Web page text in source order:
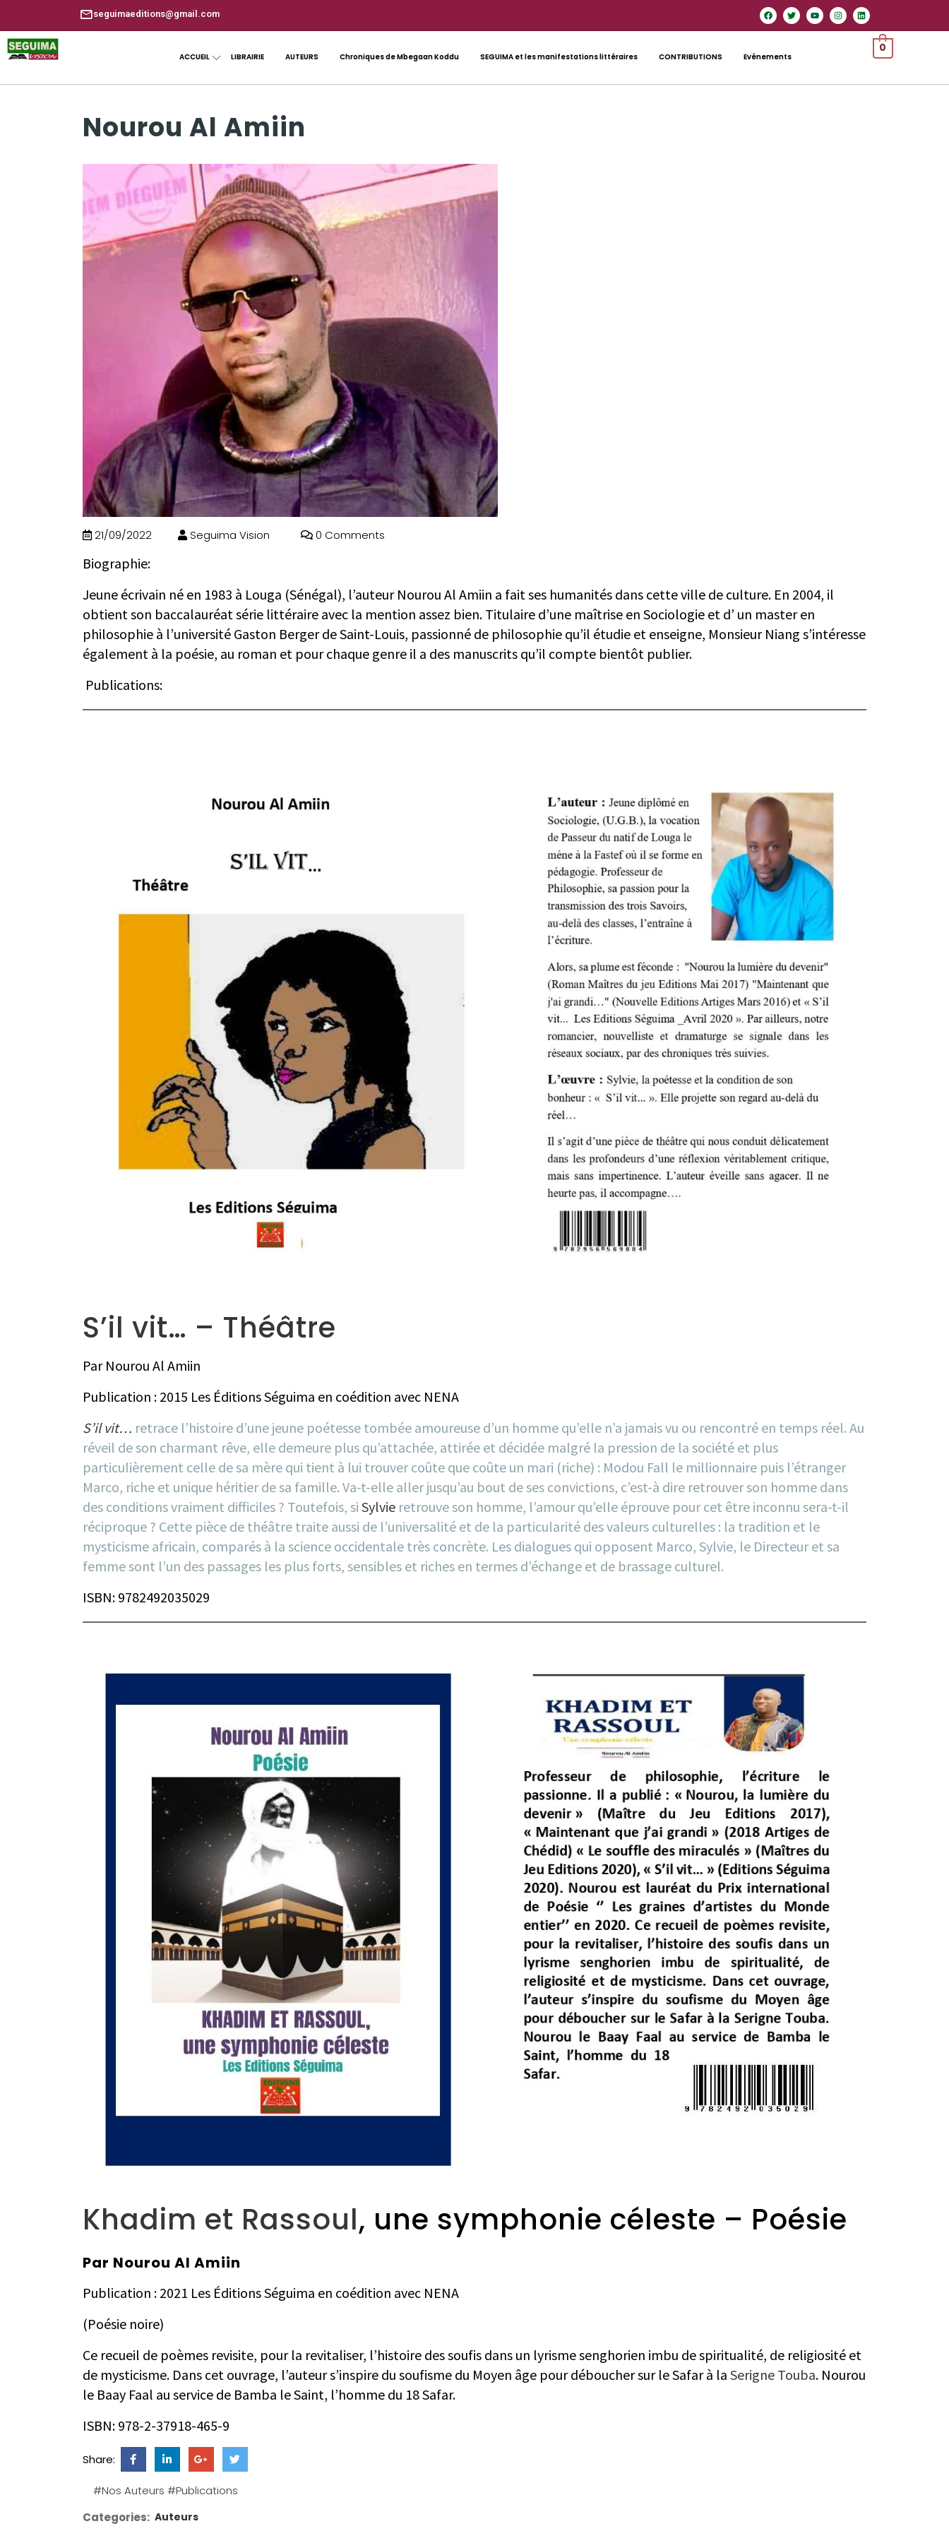
seguimaeditions@gmail.com
ACCUEIL LIBRAIRIE AUTEURS Chroniques de Mbegaan Koddu SEGUIMA et les manifestations littéraires CONTRIBUTIONS Evénements
0
Nourou Al Amiin
21/09/2022 Seguima Vision 0 Comments
Biographie:
Jeune écrivain né en 1983 à Louga (Sénégal), l’auteurNourou Al Amiin a fait ses humanités dans cette ville de culture. En 2004, il
obtient son baccalauréat série littéraire avec la mention assez bien. Titulaire d’une maîtrise en Sociologie et d’ un master en
philosophie à l’université Gaston Berger de Saint-Louis, passionné de philosophie qu’il étudie et enseigne, Monsieur Niang s’intéresse
également à la poésie, au roman et pour chaque genre il a des manuscrits qu’il compte bientôt publier.
Publications:
S’il vit… – Théâtre
Par Nourou Al Amiin
Publication : 2015 Les Éditions Séguima en coédition avec NENA
S’il vit… retrace l’histoire d’une jeune poétesse tombée amoureuse d’un homme qu’elle n’a jamais vu ou rencontré en temps réel. Au
réveil de son charmant rêve, elle demeure plus qu’attachée, attirée et décidée malgré la pression de la société et plus
particulièrement celle de sa mère qui tient à lui trouver coûte que coûte un mari (riche) : Modou Fall le millionnaire puis l’étranger
Marco, riche et unique héritier de sa famille. Va-t-elle aller jusqu’au bout de ses convictions, c’est-à dire retrouver son homme dans
des conditions vraiment difficiles ? Toutefois, si Sylvie retrouve son homme, l’amour qu’elle éprouve pour cet être inconnu sera-t-il
réciproque ? Cette pièce de théâtre traite aussi de l’universalité et de la particularité des valeurs culturelles : la tradition et le
mysticisme africain, comparés à la science occidentale très concrète. Les dialogues qui opposent Marco, Sylvie, le Directeur et sa
femme sont l’un des passages les plus forts, sensibles et riches en termes d’échange et de brassage culturel.
ISBN: 9782492035029
Khadim et Rassoul, une symphonie céleste – Poésie
Par Nourou Al Amiin
Publication : 2021 Les Éditions Séguima en coédition avec NENA
(Poésie noire)
Ce recueil de poèmes revisite, pour la revitaliser, l’histoire des soufis dans un lyrisme senghorien imbu de spiritualité, de religiosité et
de mysticisme. Dans cet ouvrage, l’auteur s’inspire du soufisme du Moyen âge pour déboucher sur le Safar à la Serigne Touba. Nourou
le Baay Faal au service de Bamba le Saint, l’homme du 18 Safar.
ISBN: 978-2-37918-465-9
Share:
#Nos Auteurs #Publications
Categories: Auteurs